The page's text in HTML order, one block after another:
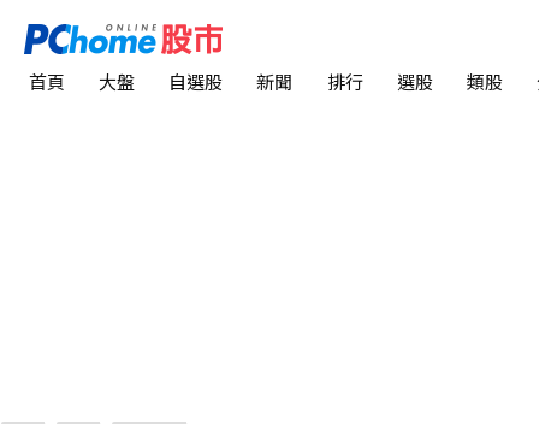
首頁 大盤 自選股 新聞 排行 選股 類股